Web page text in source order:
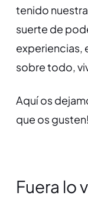
tenido
suerte de
experiencias,
sobre todo,
Aquí os
que os gusten!
Fuera lo